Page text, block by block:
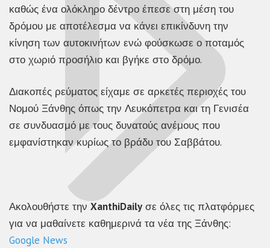
καθώς ένα ολόκληρο δέντρο έπεσε στη μέση του
δρόμου με αποτέλεσμα να κάνει επικίνδυνη την
κίνηση των αυτοκινήτων ενώ φούσκωσε ο ποταμός
στο χωριό προσήλιο και βγήκε στο δρόμο.
Διακοπές ρεύματος είχαμε σε αρκετές περιοχές του
Νομού Ξάνθης όπως την Λευκόπετρα και τη Γενισέα
σε συνδυασμό με τους δυνατούς ανέμους που
εμφανίστηκαν κυρίως το βράδυ του Σαββάτου.
Ακολουθήστε την XanthiDaily σε όλες τις πλατφόρμες
για να μαθαίνετε καθημερινά τα νέα της Ξάνθης:
Google News